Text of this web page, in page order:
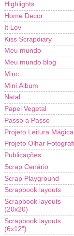
Highlights
Home Decor
It Lov
Kiss Scrapdiary
Meu mundo
Meu mundo blog
Minc
Mini Álbum
Natal
Papel Vegetal
Passo a Passo
Projeto Leitura Mágica
Projeto Olhar
Publicações
Scrap Cenário
Scrap Playground
Scrapbook layouts
Scrapbook layouts
(20x20)
Scrapbook layouts
(6x12")